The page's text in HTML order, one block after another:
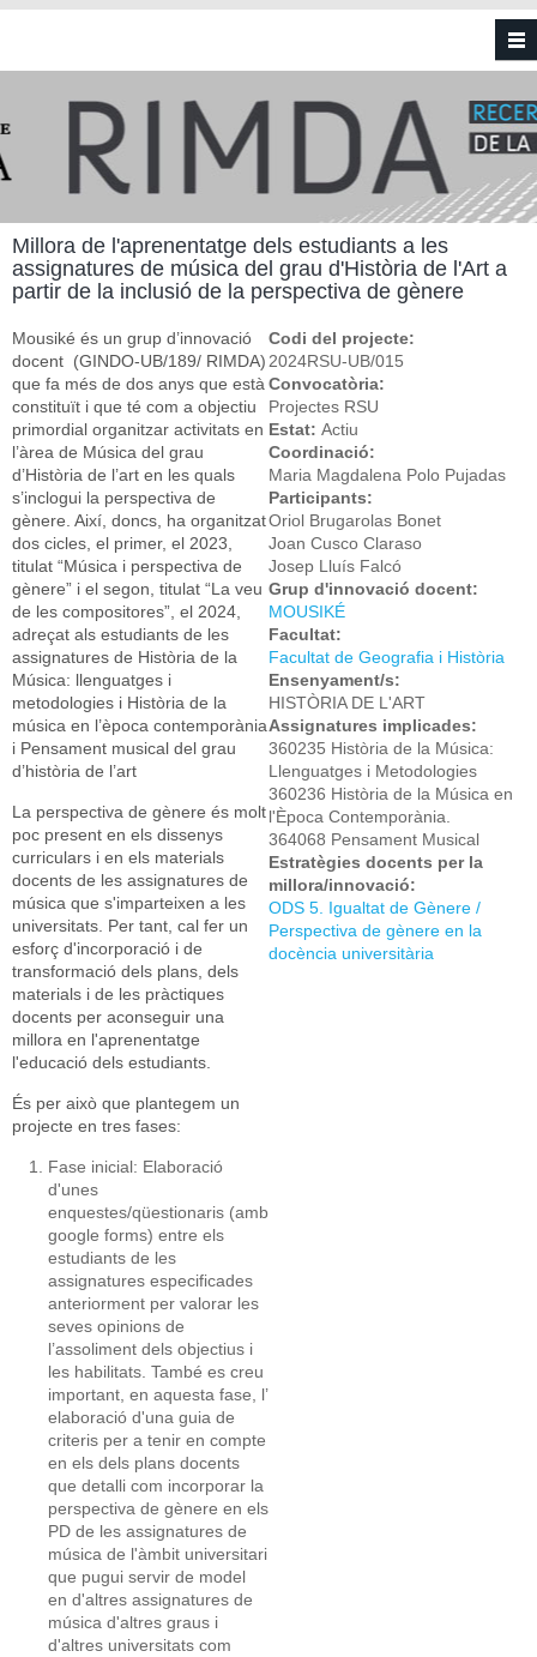
Vés al contingut
Millora de l'aprenentatge dels estudiants a les
assignatures de música del grau d'Història de l'Art a
partir de la inclusió de la perspectiva de gènere
Mousiké és un grup d’innovació
docent (GINDO-UB/189/ RIMDA)
que fa més de dos anys que està
constituït i que té com a objectiu
primordial organitzar activitats en
l’àrea de Música del grau
d’Història de l’art en les quals
s’inclogui la perspectiva de
gènere. Així, doncs, ha organitzat
dos cicles, el primer, el 2023,
titulat “Música i perspectiva de
gènere” i el segon, titulat “La veu
de les compositores”, el 2024,
adreçat als estudiants de les
assignatures de Història de la
Música: llenguatges i
metodologies i Història de la
música en l’època contemporània
i Pensament musical del grau
d’història de l’art
La perspectiva de gènere és molt
poc present en els dissenys
curriculars i en els materials
docents de les assignatures de
música que s'imparteixen a les
universitats. Per tant, cal fer un
esforç d'incorporació i de
transformació dels plans, dels
materials i de les pràctiques
docents per aconseguir una
millora en l'aprenentatge
l'educació dels estudiants.
És per això que plantegem un
projecte en tres fases:
Fase inicial: Elaboració
d'unes
enquestes/qüestionaris (amb
google forms) entre els
estudiants de les
assignatures especificades
anteriorment per valorar les
seves opinions de
l’assoliment dels objectius i
les habilitats. També es creu
important, en aquesta fase, l’
elaboració d'una guia de
criteris per a tenir en compte
en els dels plans docents
que detalli com incorporar la
perspectiva de gènere en els
PD de les assignatures de
música de l'àmbit universitari
que pugui servir de model
en d'altres assignatures de
música d'altres graus i
d'altres universitats com
Codi del projecte:
2024RSU-UB/015
Convocatòria:
Projectes RSU
Estat: Actiu
Coordinació:
Maria Magdalena Polo Pujadas
Participants:
Oriol Brugarolas Bonet
Joan Cusco Claraso
Josep Lluís Falcó
Grup d'innovació docent:
MOUSIKÉ
Facultat:
Facultat de Geografia i Història
Ensenyament/s:
HISTÒRIA DE L'ART
Assignatures implicades:
360235 Història de la Música:
Llenguatges i Metodologies
360236 Història de la Música en
l'Època Contemporània.
364068 Pensament Musical
Estratègies docents per la
millora/innovació:
ODS 5. Igualtat de Gènere /
Perspectiva de gènere en la
docència universitària